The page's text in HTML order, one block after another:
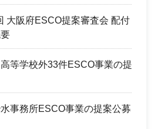
大阪府ESCO提案審査会 配付
等学校外33件ESCO事業の提
事務所ESCO事業の提案公募